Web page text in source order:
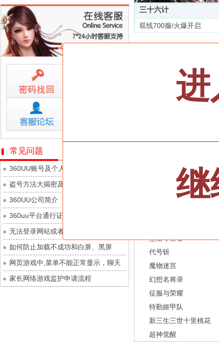
深渊契约
每日新服
今日 10:00点
坠落守望者
今日 10:00点
正中靶心
每日新服
今日 10:00点
神兵奇迹
每日新服
微乐捕鱼千炮版每日新服
帕瓦勇者传说
群英风华录
每日新服
小小仙王
少年名将
每日新服
寻龙英雄
每日新服
今日 10:00点
魔物迷宫
城防三国志
每日新服
九梦仙域
每日新服
豌豆大作战
每日新服
灵魂序章
每日新服
冒险守护
每日新服
绝地苍穹
每日新服
今日 10:00点
代号斩
每日新服
今日 10:00点
异星战舰
每日新服
今日 10:00点
常见问题
360UU账号及个人资料游戏数据安全
盗号方法大揭密及防范措施？
360UU公司简介
360uu平台通行证用户服务协议和相关
的条款和条件
无法登录网站或者看不到游戏列表的解
决方法
如何防止加载不成功和白屏、黑屏
网页游戏中,菜单不能正常显示，聊天
及其它功能不能正常使用的解决办法
家长网络游戏监护申请流程
三十六计
双线700服/火爆开启
仙侠
ABC DEF
天尊传奇
忍术大作战-山海封神
黎明召唤
龙之战歌
坠落守望者
代号斩
魔物迷宫
幻想名将录
征服与荣耀
特勤姬甲队
新三生三世十里桃花
超神觉醒
进
继